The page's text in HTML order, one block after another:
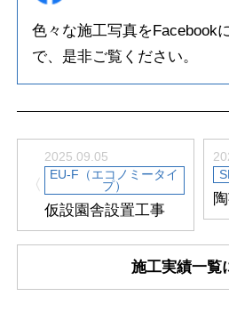
色々な施工写真をFacebook
で、 是非ご覧ください。
2025.09.05
EU-F（エコノミータイ
プ）
仮設園舎設置工事
施工実績一覧